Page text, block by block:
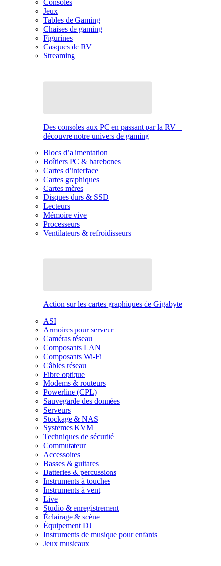
Consoles
Jeux
Tables de Gaming
Chaises de gaming
Figurines
Casques de RV
Streaming
Des consoles aux PC en passant par la RV –
découvre notre univers de gaming
Blocs d’alimentation
Boîtiers PC & barebones
Cartes d’interface
Cartes graphiques
Cartes mères
Disques durs & SSD
Lecteurs
Mémoire vive
Processeurs
Ventilateurs & refroidisseurs
Action sur les cartes graphiques de Gigabyte
ASI
Armoires pour serveur
Caméras réseau
Composants LAN
Composants Wi-Fi
Câbles réseau
Fibre optique
Modems & routeurs
Powerline (CPL)
Sauvegarde des données
Serveurs
Stockage & NAS
Systèmes KVM
Techniques de sécurité
Commutateur
Accessoires
Basses & guitares
Batteries & percussions
Instruments à touches
Instruments à vent
Live
Studio & enregistrement
Éclairage & scène
Équipement DJ
Instruments de musique pour enfants
Jeux musicaux